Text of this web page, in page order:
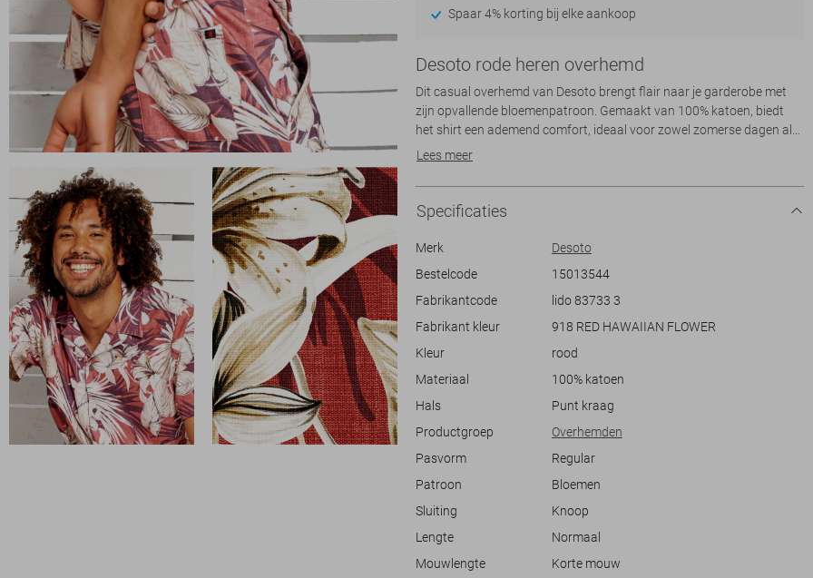
Spaar 4% korting bij elke aankoop
Desoto rode heren overhemd
Dit casual overhemd van Desoto brengt flair naar je garderobe met
zijn opvallende bloemenpatroon. Gemaakt van 100% katoen, biedt
het shirt een ademend comfort, ideaal voor zowel zomerse dagen als
informele bijeenkomsten. De korte mouwen en normale lengte zorgen
kraag en knoopsluiting het een verfijnde twist geven.
Dankzij het kleurrijke ontwerp is dit Desoto overhemd een prima keuze
voor uiteenlopende gelegenheden. Of je nu een dagje naar het strand
het met een simpele short voor een ontspannen look of draag het met
een chino voor een meer stadse stijl. Met dit overhemd ben je
verzekerd van een stijlvolle, doch ontspannen uitstraling.
Lees meer
Specificaties
Merk
Desoto
Bestelcode
15013544
Fabrikantcode
lido 83733 3
Fabrikant kleur
918 RED HAWAIIAN FLOWER
Kleur
rood
Materiaal
100% katoen
Hals
Punt kraag
Productgroep
Overhemden
Pasvorm
Regular
Patroon
Bloemen
Sluiting
Knoop
Lengte
Normaal
Mouwlengte
Korte mouw